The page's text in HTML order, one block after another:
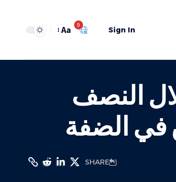
Sign In
9
Aa
خلال النصف
SHARE